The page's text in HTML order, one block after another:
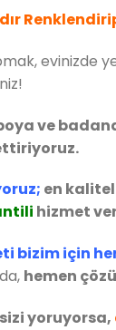
evinizde
ve
en
hizmet
bizim için
hemen
yoruyorsa,